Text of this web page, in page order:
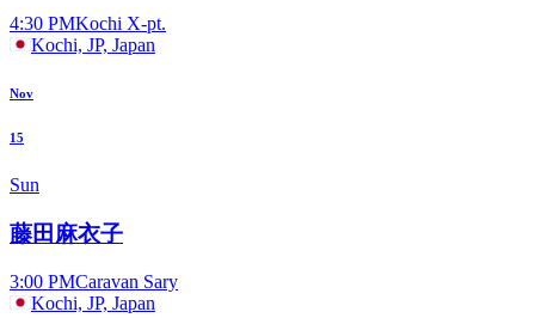
4:30 PMKochi X-pt.
Kochi, JP, Japan
Nov
15
Sun
藤田麻衣子
3:00 PMCaravan Sary
Kochi, JP, Japan